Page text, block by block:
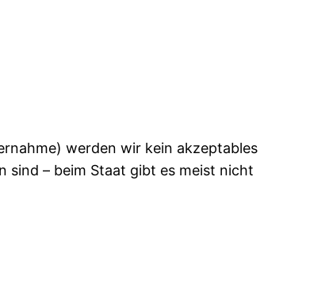
werden wir kein akzeptables
sind – beim Staat gibt es meist nicht